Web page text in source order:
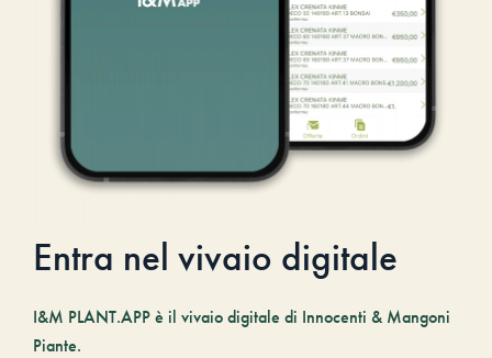
Entra nel vivaio digitale
I&M PLANT.APP è il vivaio digitale di Innocenti & Mangoni
Piante.